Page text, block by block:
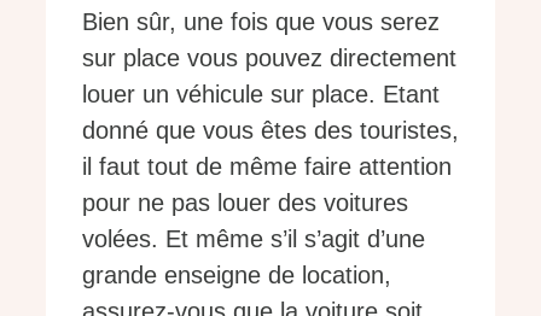
Bien sûr, une fois que vous serez
sur place vous pouvez directement
louer un véhicule sur place. Etant
donné que vous êtes des touristes,
il faut tout de même faire attention
pour ne pas louer des voitures
volées. Et même s’il s’agit d’une
grande enseigne de location,